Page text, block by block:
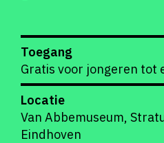
Toegang
Gratis voor jongeren tot
Locatie
Van Abbemuseum,
Eindhoven